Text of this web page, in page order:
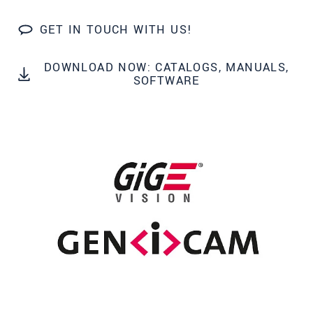
GET IN TOUCH WITH US!
DOWNLOAD NOW: CATALOGS, MANUALS,
SOFTWARE